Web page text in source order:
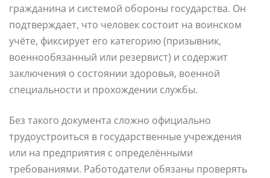
гражданина и системой обороны государства. Он
подтверждает, что человек состоит на воинском
учёте, фиксирует его категорию (призывник,
военнообязанный или резервист) и содержит
заключения о состоянии здоровья, военной
специальности и прохождении службы.
Без такого документа сложно официально
трудоустроиться в государственные учреждения
или на предприятия с определёнными
требованиями. Работодатели обязаны проверять